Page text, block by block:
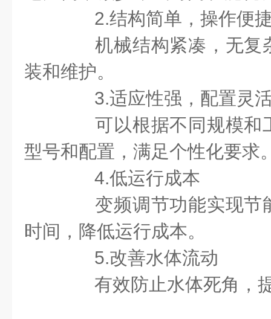
2.结构简单，操作便
机械结构紧凑，无复
装和维护。
3.适应性强，配置灵
可以根据不同规模和
型号和配置，满足个性化要求
4.低运行成本
变频调节功能实现节
时间，降低运行成本。
5.改善水体流动
有效防止水体死角，